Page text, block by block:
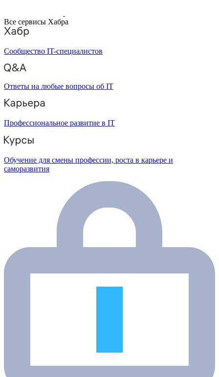
Все сервисы Хабра
Сообщество IT-специалистов
Ответы на любые вопросы об IT
Профессиональное развитие в IT
Обучение для смены профессии, роста в карьере и
саморазвития